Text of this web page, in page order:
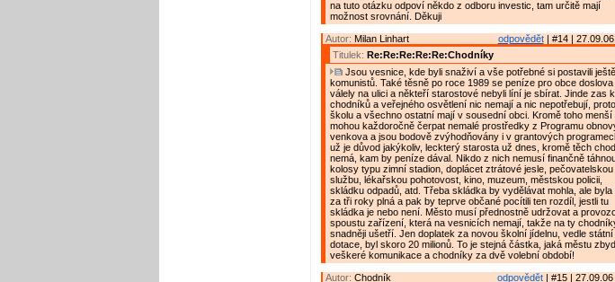
na tuto otázku odpoví někdo z odboru investic, tam určitě mají
možnost srovnání. Děkuji
odpovědět| #14 | 27.09.06
Autor: Milan Linhart
Titulek: Re:Re:Re:Re:Re:Chodníky
Jsou vesnice, kde byli snaživí a vše potřebné si postavili
komunistů. Také těsně po roce 1989 se peníze pro obce doslova
válely na ulici a někteří starostové nebyli líní je sbírat. Jinde zas
chodníků a veřejného osvětlení nic nemají a nic nepotřebují,
školu a všechno ostatní mají v sousední obci. Kromě toho menší
mohou každoročně čerpat nemalé prostředky z Programu
venkova a jsou bodově zvýhodňovány i v grantových
už je důvod jakýkoliv, leckterý starosta už dnes, kromě těch
nemá, kam by peníze dával. Nikdo z nich nemusí finančně
kolosy typu zimní stadion, doplácet ztrátové jesle, pečovatelskou
službu, lékařskou pohotovost, kino, muzeum, městskou policii,
skládku odpadů, atd. Třeba skládka by vydělávat mohla, ale byla
za tři roky plná a pak by teprve občané pocítili ten rozdíl, jestli tu
skládka je nebo není. Město musí přednostně udržovat a
spoustu zařízení, která na vesnicích nemají, takže na ty
snadněji ušetří. Jen doplatek za novou školní jídelnu, vedle státní
dotace, byl skoro 20 milionů. To je stejná částka, jaká městu
veškeré komunikace a chodníky za dvě volební období!
odpovědět| #15 | 27.09.06
Autor: Chodník